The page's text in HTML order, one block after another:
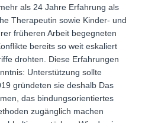
als 24 Jahre Erfahrung als
Therapeutin sowie Kinder- und
früheren Arbeit begegneten
bereits so weit eskaliert
drohten. Diese Erfahrungen
Unterstützung sollte
gründeten sie deshalb Das
das bindungsorientiertes
zugänglich machen